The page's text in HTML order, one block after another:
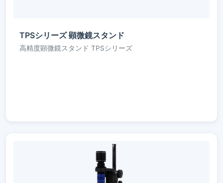
TPSシリーズ 顕微鏡スタンド
高精度顕微鏡スタンド TPSシリーズ